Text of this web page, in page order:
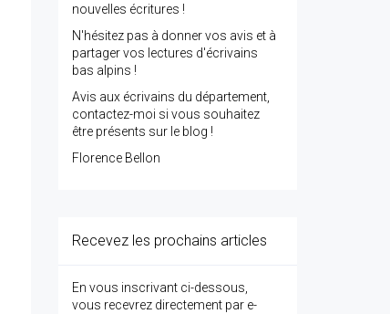
nouvelles écritures !
N'hésitez pas à donner vos avis et à
partager vos lectures d'écrivains
bas alpins !
Avis aux écrivains du département,
contactez-moi si vous souhaitez
être présents sur le blog !
Florence Bellon
Recevez les prochains articles
En vous inscrivant ci-dessous,
vous recevrez directement par e-